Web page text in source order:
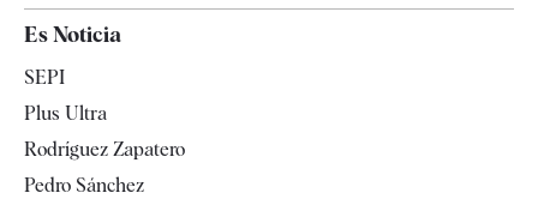
España
Televisión
Es Noticia
SEPI
Plus Ultra
Rodríguez Zapatero
Pedro Sánchez